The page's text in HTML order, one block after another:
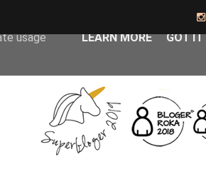
agent
usage
LEARN MORE GOT IT